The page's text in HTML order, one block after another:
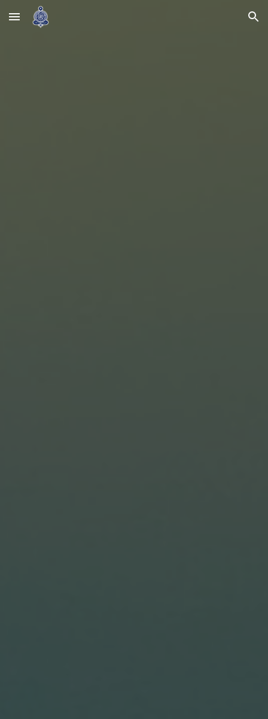
Skip to main content Skip to navigation